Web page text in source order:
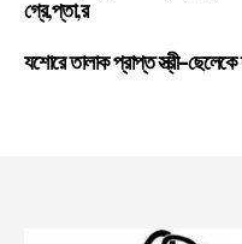
গ্রে,প্তা,র
যশোরে তালাক প্রাপ্ত স্ত্রী-